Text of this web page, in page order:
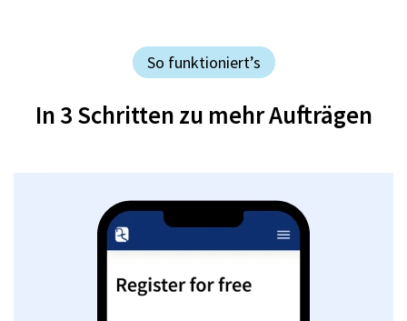
So funktioniert’s
In 3 Schritten zu mehr Aufträgen